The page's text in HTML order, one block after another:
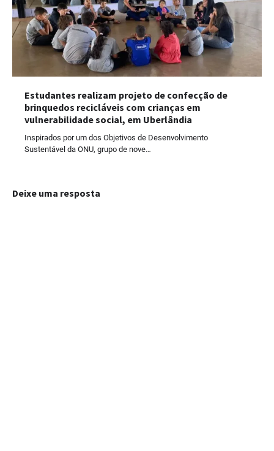
Estudantes realizam projeto de confecção de
brinquedos recicláveis com crianças em
vulnerabilidade social, em Uberlândia
Inspirados por um dos Objetivos de Desenvolvimento
Sustentável da ONU, grupo de nove…
Deixe uma resposta